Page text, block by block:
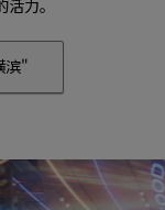
力。
滨"